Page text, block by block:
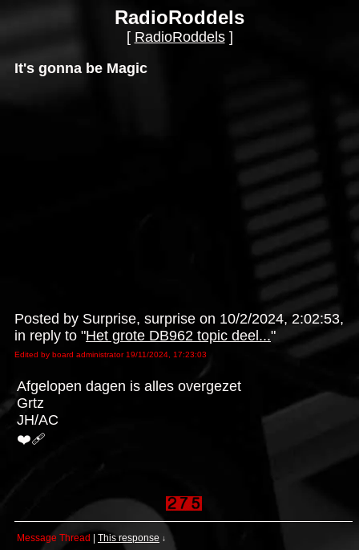
RadioRoddels
[ RadioRoddels]
It's gonna be Magic
Posted by Surprise, surprise on 10/2/2024, 2:02:53,
in reply to "Het grote DB962 topic deel..."
Edited by board administrator 19/11/2024, 17:23:03
Afgelopen dagen is alles overgezet
Grtz
JH/AC
❤️‍🩹
Message Thread This response ↓